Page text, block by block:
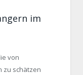
im
von
zu schätzen